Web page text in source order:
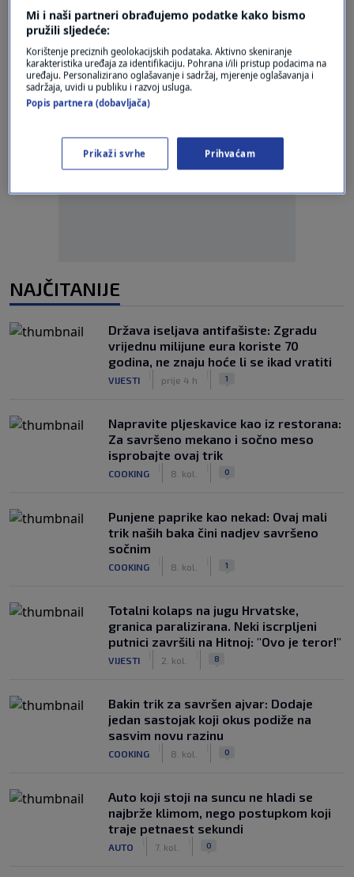
NAJČITANIJE
Država iseljava antifašiste: Zgradu
vrijednu milijune eura koriste 70
godina, ne znaju hoće li se ikad vratiti
VIJESTI prije 4 h 1
Napravite pljeskavice kao iz restorana:
Za savršeno mekano i sočno meso
isprobajte ovaj trik
COOKING 8. kol. 0
Punjene paprike kao nekad: Ovaj mali
trik naših baka čini nadjev savršeno
sočnim
COOKING 8. kol. 1
Totalni kolaps na jugu Hrvatske,
granica paralizirana. Neki iscrpljeni
putnici završili na Hitnoj: "Ovo je teror!"
VIJESTI 2. kol. 8
Bakin trik za savršen ajvar: Dodaje
jedan sastojak koji okus podiže na
sasvim novu razinu
COOKING 8. kol. 0
Auto koji stoji na suncu ne hladi se
najbrže klimom, nego postupkom koji
traje petnaest sekundi
AUTO 7. kol. 0
Mi i naši partneri obrađujemo podatke kako bismo
pružili sljedeće:
Korištenje preciznih geolokacijskih podataka. Aktivno skeniranje
karakteristika uređaja za identifikaciju. Pohrana i/ili pristup podacima na
uređaju. Personalizirano oglašavanje i sadržaj, mjerenje oglašavanja i
sadržaja, uvidi u publiku i razvoj usluga.
Popis partnera (dobavljača)
Prikaži svrhe Prihvaćam